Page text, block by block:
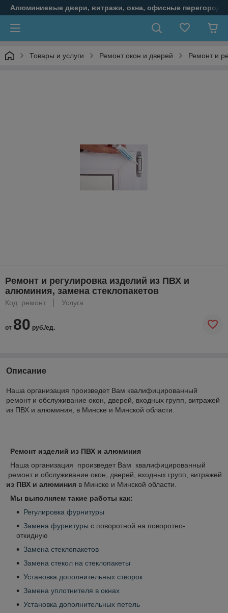
Алюминиевые двери, витражи, окна, офисные
Товары и услуги Ремонт окон и дверей Ремонт и
Ремонт и регулировка изделий из ПВХ и
алюминия, замена стеклопакетов
Код: ремонт Услуга
от 80 руб./ед.
Описание
Наша организация произведет Вам квалифицированный
ремонт и обслуживание окон, дверей, входных групп, витражей
из ПВХ и алюминия, в Минске и Минской области.
Ремонт изделий из ПВХ и алюминия
Наша организация произведет Вам квалифицированный
ремонт и обслуживание окон, дверей, входных групп, витражей
из ПВХ и алюминия в Минске и Минской области.
Мы выполняем такие работы как:
Регулировка фурнитуры
Замена фурнитуры с поворотной на поворотно-
откидную
Замена стеклопакетов
Замена стекол на стеклопакеты
Установка дополнительных створок
Замена уплотнителя в окнах
Установка дополнительных петель